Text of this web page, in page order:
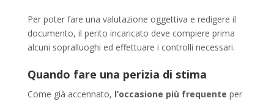
Per poter fare una valutazione oggettiva e redigere il
documento, il perito incaricato deve compiere prima
alcuni sopralluoghi ed effettuare i controlli necessari.
Quando fare una perizia di stima
Come già accennato, l’occasione più frequente per